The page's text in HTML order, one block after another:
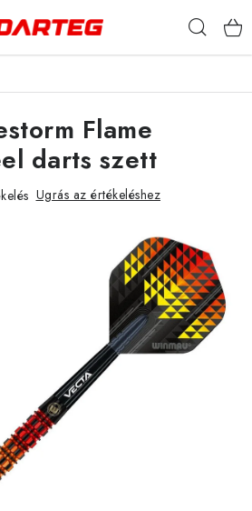
Flame
darts szett
Ugrás az értékeléshez